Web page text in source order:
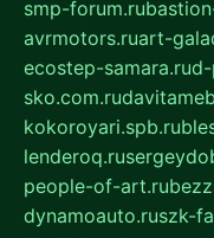
smp-forum.ru
avrmotors.ruart-
ecostep-samara.rud-
sko.com.ru
kokoroyari.spb.ru
lenderoq.ru
people-of-art.ru
dynamoauto.ruszk-